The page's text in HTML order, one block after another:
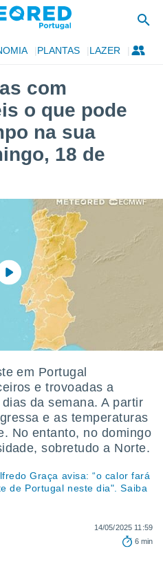
PLANTAS LAZER
com
o que pode
na sua
18 de
em Portugal
e trovoadas a
da semana. A partir
e as temperaturas
No entanto, no domingo
sobretudo a Norte.
Graça avisa: “o calor fará
de Portugal neste dia". Saiba
14/05/2025 11:59
6 min